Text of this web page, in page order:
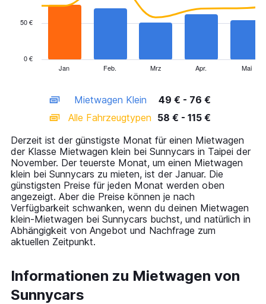
has
displaying
categories.
14
categories.
The
chart
has
1
Y
axis
displaying
values.
Range:
to
150.
Jan Feb. Mrz Apr. Mai
0 €
50 €
Mietwagen Klein
49 € - 76 €
Alle Fahrzeugtypen 58 € - 115 €
Derzeit ist der günstigste Monat für einen Mietwagen
der Klasse Mietwagen klein bei Sunnycars in Taipei der
November. Der teuerste Monat, um einen Mietwagen
klein bei Sunnycars zu mieten, ist der Januar. Die
günstigsten Preise für jeden Monat werden oben
angezeigt. Aber die Preise können je nach
Verfügbarkeit schwanken, wenn du deinen Mietwagen
klein-Mietwagen bei Sunnycars buchst, und natürlich in
Abhängigkeit von Angebot und Nachfrage zum
aktuellen Zeitpunkt.
Informationen zu Mietwagen von
Sunnycars